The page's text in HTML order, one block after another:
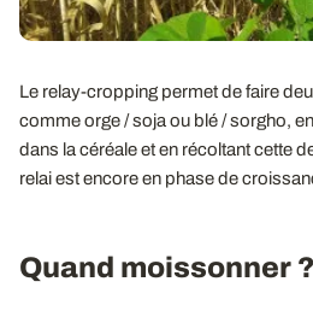
Le relay-cropping permet de faire
comme orge / soja ou blé / sorgho, en
dans la céréale et en récoltant cette
relai est encore en phase de
Quand moissonner ?